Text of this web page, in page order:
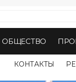
ОБЩЕСТВО
КОНТАКТЫ